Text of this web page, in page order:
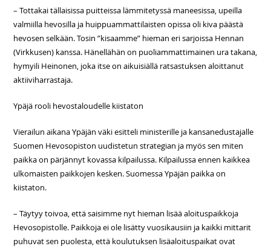
– Tottakai tällaisissa puitteissa lämmitetyssä maneesissa, upeilla
valmiilla hevosilla ja huippuammattilaisten opissa oli kiva päästä
hevosen selkään. Tosin ”kisaamme” hieman eri sarjoissa Hennan
(Virkkusen) kanssa. Hänellähän on puoliammattimainen ura takana,
hymyili Heinonen, joka itse on aikuisiällä ratsastuksen aloittanut
aktiiviharrastaja.
Ypäjä rooli hevostaloudelle kiistaton
Vierailun aikana Ypäjän väki esitteli ministerille ja kansanedustajalle
Suomen Hevosopiston uudistetun strategian ja myös sen miten
paikka on pärjännyt kovassa kilpailussa. Kilpailussa ennen kaikkea
ulkomaisten paikkojen kesken. Suomessa Ypäjän paikka on
kiistaton.
– Täytyy toivoa, että saisimme nyt hieman lisää aloituspaikkoja
Hevosopistolle. Paikkoja ei ole lisätty vuosikausiin ja kaikki mittarit
puhuvat sen puolesta, että koulutuksen lisäaloituspaikat ovat